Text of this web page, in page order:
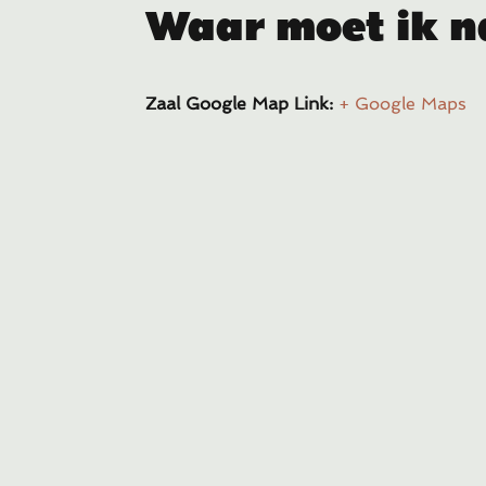
Waar moet ik
Zaal Google Map Link: + Google Maps